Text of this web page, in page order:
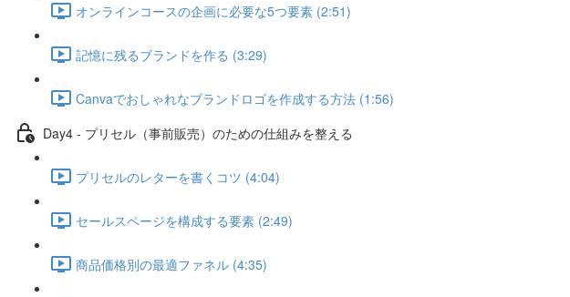
オンラインコースの企画に必要な5つ要素 (2:51)
記憶に残るブランドを作る (3:29)
Canvaでおしゃれなブランドロゴを作成する方法 (1:56)
Day4 - プリセル（事前販売）のための仕組みを整える
プリセルのレターを書くコツ (4:04)
セールスページを構成する要素 (2:49)
商品価格別の最適ファネル (4:35)